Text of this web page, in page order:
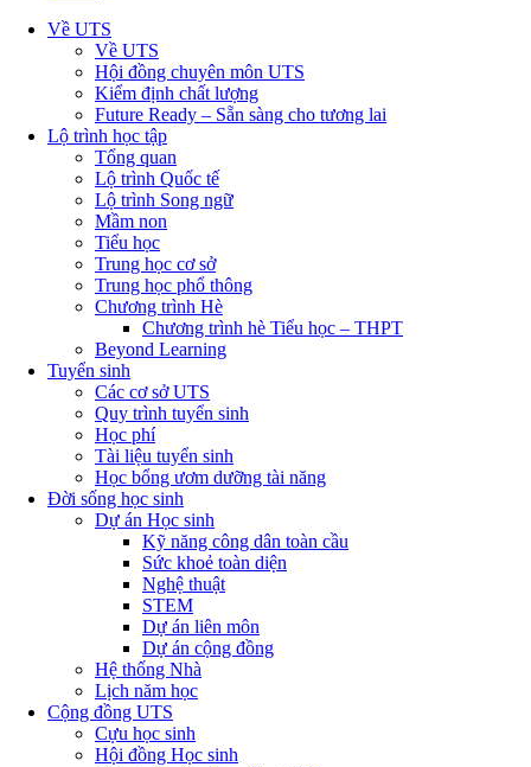
Về UTS
Về UTS
Hội đồng chuyên môn UTS
Kiểm định chất lượng
Future Ready – Sẵn sàng cho tương lai
Lộ trình học tập
Tổng quan
Lộ trình Quốc tế
Lộ trình Song ngữ
Mầm non
Tiểu học
Trung học cơ sở
Trung học phổ thông
Chương trình Hè
Chương trình hè Tiểu học – THPT
Beyond Learning
Tuyển sinh
Các cơ sở UTS
Quy trình tuyển sinh
Học phí
Tài liệu tuyển sinh
Học bổng ươm dưỡng tài năng
Đời sống học sinh
Dự án Học sinh
Kỹ năng công dân toàn cầu
Sức khoẻ toàn diện
Nghệ thuật
STEM
Dự án liên môn
Dự án cộng đồng
Hệ thống Nhà
Lịch năm học
Cộng đồng UTS
Cựu học sinh
Hội đồng Học sinh